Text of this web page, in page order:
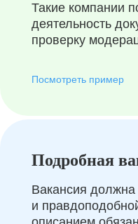
Такие компании
деятельность
проверку
Посмотреть пример
Подробная
Вакансия должна
и